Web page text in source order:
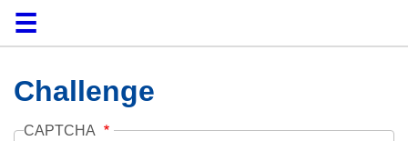
DomůKolekce
Prohlížení
Vyhledávání
O platformě
Nápověda
KontaktDigitalia
Challenge
CAPTCHA